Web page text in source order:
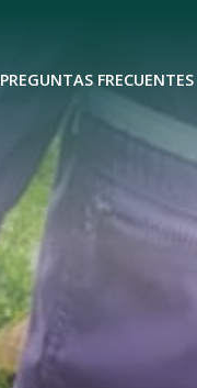
PREGUNTAS FRECUENTES